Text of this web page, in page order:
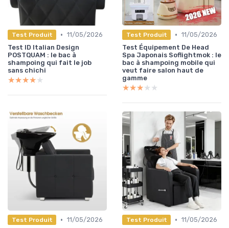
Test Produit • 11/05/2026
Test ID Italian Design
POSTQUAM : le bac à
shampoing qui fait le job
sans chichi
★★★★★
★★★★★
Test Produit • 11/05/2026
Test Équipement De Head
Spa Japonais Soflightmok : le
bac à shampoing mobile qui
veut faire salon haut de
gamme
★★★★★
★★★★★
Test Produit • 11/05/2026
Test Produit • 11/05/2026